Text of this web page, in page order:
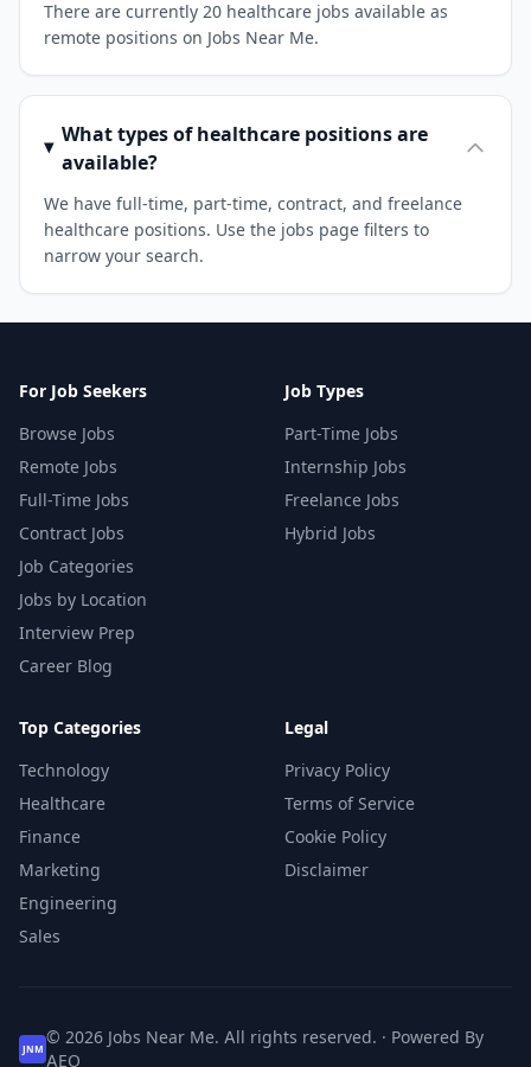
There are currently 20 healthcare jobs available as
remote positions on Jobs Near Me.
What types of healthcare positions are
available?
We have full-time, part-time, contract, and freelance
healthcare positions. Use the jobs page filters to
narrow your search.
For Job Seekers
Browse Jobs
Remote Jobs
Full-Time Jobs
Contract Jobs
Job Categories
Jobs by Location
Interview Prep
Career Blog
Job Types
Part-Time Jobs
Internship Jobs
Freelance Jobs
Hybrid Jobs
Top Categories
Technology
Healthcare
Finance
Marketing
Engineering
Sales
Legal
Privacy Policy
Terms of Service
Cookie Policy
Disclaimer
JNM
© 2026 Jobs Near Me. All rights reserved. · Powered By
AEO